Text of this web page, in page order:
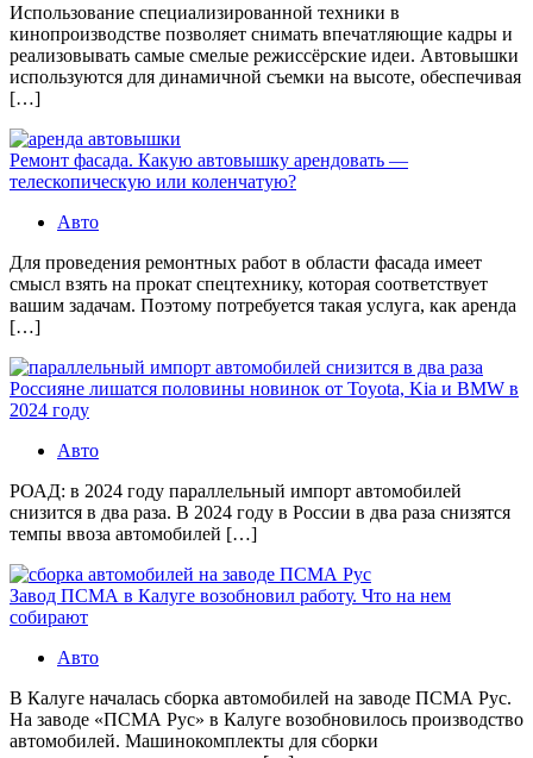
Использование специализированной техники в
кинопроизводстве позволяет снимать впечатляющие кадры и
реализовывать самые смелые режиссёрские идеи. Автовышки
используются для динамичной съемки на высоте, обеспечивая
[…]
Ремонт фасада. Какую автовышку арендовать —
телескопическую или коленчатую?
Авто
Для проведения ремонтных работ в области фасада имеет
смысл взять на прокат спецтехнику, которая соответствует
вашим задачам. Поэтому потребуется такая услуга, как аренда
[…]
Россияне лишатся половины новинок от Toyota, Kia и BMW в
2024 году
Авто
РОАД: в 2024 году параллельный импорт автомобилей
снизится в два раза. В 2024 году в России в два раза снизятся
темпы ввоза автомобилей […]
Завод ПСМА в Калуге возобновил работу. Что на нем
собирают
Авто
В Калуге началась сборка автомобилей на заводе ПСМА Рус.
На заводе «ПСМА Рус» в Калуге возобновилось производство
автомобилей. Машинокомплекты для сборки